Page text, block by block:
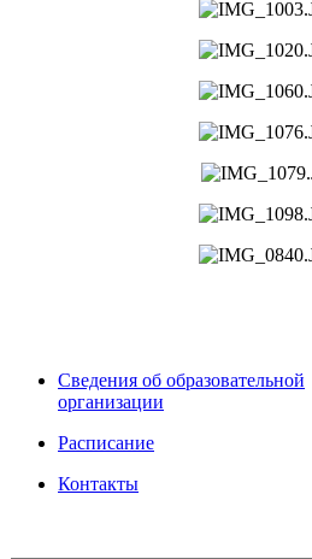
Сведения об образовательной
организации
Расписание
Контакты